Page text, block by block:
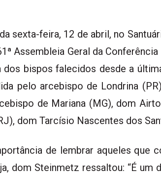
sexta-feira, 12 de abril, no
Assembleia Geral da
bispos falecidos desde a
pelo arcebispo de Londrina
de Mariana (MG), dom
dom Tarcísio Nascentes dos
de lembrar aqueles que
dom Steinmetz ressaltou: “É um